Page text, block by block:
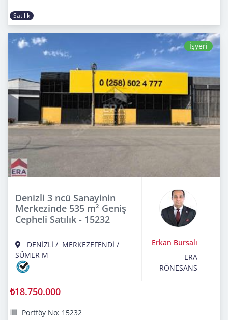
Satılık
İşyeri
Denizli 3 ncü Sanayinin
Merkezinde 535 m² Geniş
Cepheli Satılık - 15232
DENİZLİ / MERKEZEFENDİ /
SÜMER M
Erkan Bursalı
ERA
RÖNESANS
₺18.750.000
Portföy No: 15232